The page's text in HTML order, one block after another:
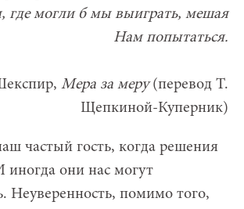
где могли б мы выиграть, мешая
Нам попытаться.
Мера за меру(перевод Т.
Щепкиной-Куперник)
частый гость, когда решения
они нас могут
Неуверенность, помимо того,